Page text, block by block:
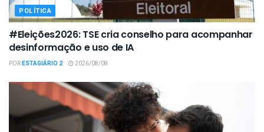
POLÍTICA
#Eleições2026: TSE cria conselho para acompanhar
desinformação e uso de IA
PORESTAGIÁRIO 2 2026/08/08